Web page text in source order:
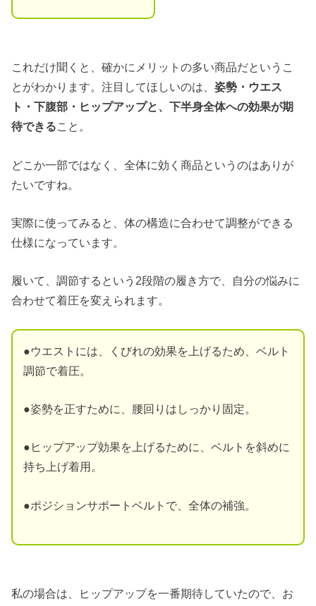
これだけ聞くと、確かにメリットの多い商品だというこ
とがわかります。注目してほしいのは、姿勢・ウエス
ト・下腹部・ヒップアップと、下半身全体への効果が期
待できること。
どこか一部ではなく、全体に効く商品というのはありが
たいですね。
実際に使ってみると、体の構造に合わせて調整ができる
仕様になっています。
履いて、調節するという2段階の履き方で、自分の悩みに
合わせて着圧を変えられます。
●ウエストには、くびれの効果を上げるため、ベルト
調節で着圧。
●姿勢を正すために、腰回りはしっかり固定。
●ヒップアップ効果を上げるために、ベルトを斜めに
持ち上げ着用。
●ポジションサポートベルトで、全体の補強。
私の場合は、ヒップアップを一番期待していたので、お